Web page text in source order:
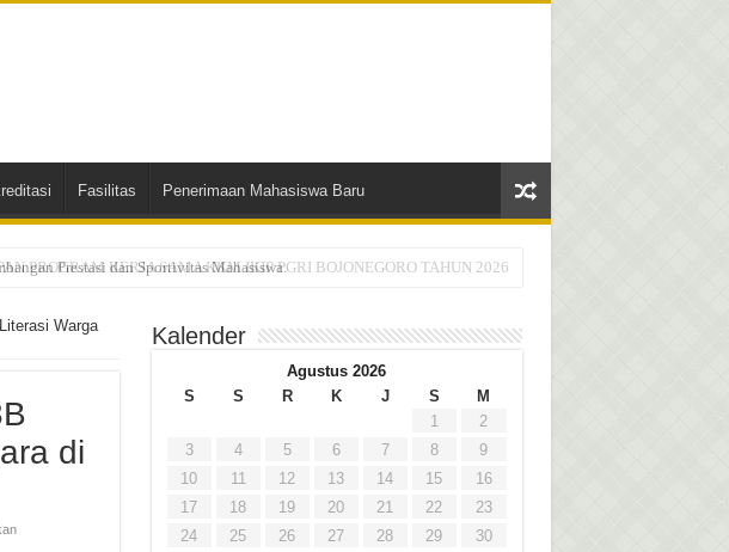
Fasilitas Penerimaan Mahasiswa Baru
Prestasi dan Sportivitas Mahasiswa.
Warga
di
pada
Kalender
Agustus 2026
S
S R K J S
M
1
2
3
4 5 6 7 8
9
10
11 12 13 14 15
16
17
18 19 20 21 22
23
24
25 26 27 28 29
30